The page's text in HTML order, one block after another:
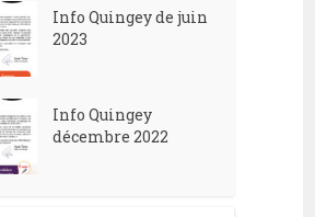
Info Quingey de juin
2023
Info Quingey
décembre 2022